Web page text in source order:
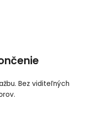
Bez viditeľných